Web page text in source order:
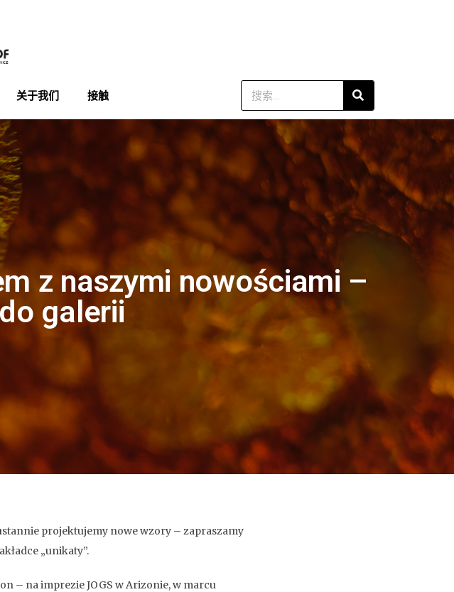
关于我们 接触
z naszymi nowościami –
galerii
projektujemy nowe wzory – zapraszamy
„unikaty”.
– na imprezie JOGS w Arizonie, w marcu